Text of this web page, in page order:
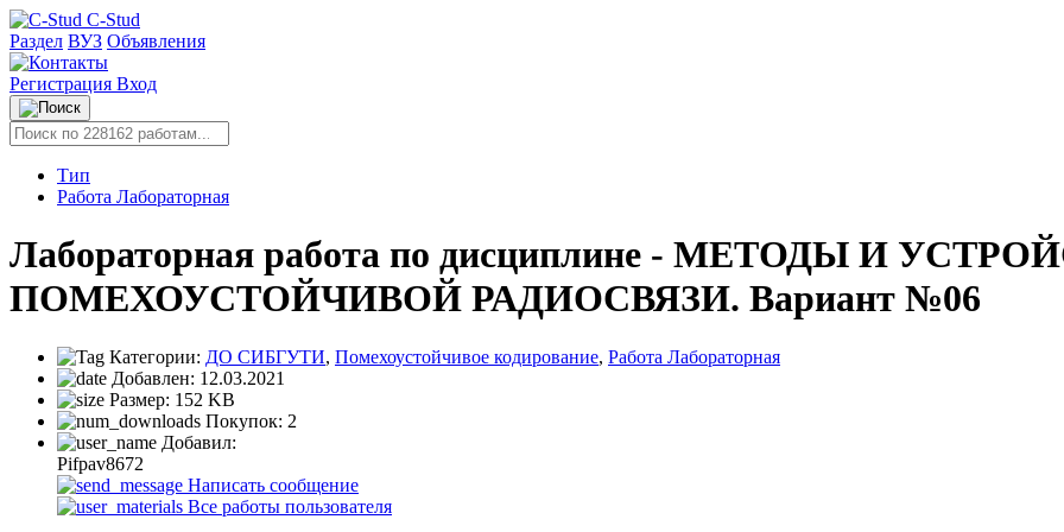
C-Stud
Раздел ВУЗ Объявления
Регистрация Вход
Тип
Работа Лабораторная
Лабораторная работа по дисциплине - МЕТОДЫ И
ПОМЕХОУСТОЙЧИВОЙ РАДИОСВЯЗИ. Вариант №06
Категории: ДО СИБГУТИ, Помехоустойчивое кодирование, Работа Лабораторная
Добавлен: 12.03.2021
Размер: 152 KB
Покупок: 2
Добавил:
Pifpav8672
Написать сообщение
Все работы пользователя